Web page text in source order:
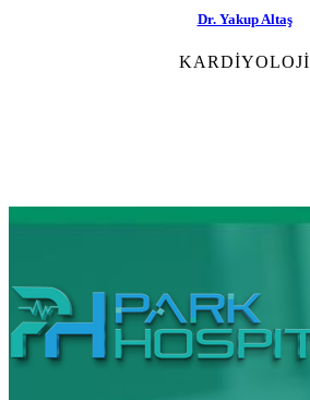
Dr. Yakup Altaş
KARDIYOLOJI